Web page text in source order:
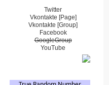
Twitter
Vkontakte [Page]
Vkontakte [Group]
Facebook
GoogleGroup
YouTube